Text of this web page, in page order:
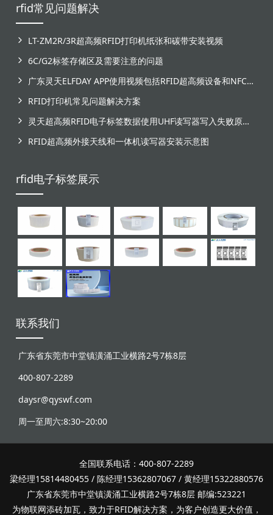
rfid常见问题解决
LT-ZM2R/3R超高频RFID打印机纸张和碳带安装视频
6C/G2标签存储区及需要注意的问题
广东灵天ELFDAY APP使用视频包括RFID超高频设备和NFC芯片标签感应
RFID打印机常见问题解决方案
灵天超高频RFID电子标签数据使用UHF读写器写入失败原因分析
RFID超高频外接天线和一体机读写器安装示意图
rfid电子标签展示
联系我们
广东省东莞市中堂镇潢涌工业横路2号7栋8层
400-807-2289
daysr@qyswf.com
周一至周六:8:30~20:00
全国联系电话：400-807-2289
梁经理15814480455 / 陈经理15362807067 / 黄经理15322880576
广东省东莞市中堂镇潢涌工业横路2号7栋8层 邮编:523221
为物联网添砖加瓦，致力于RFID解决方案，为客户创造更大价值，